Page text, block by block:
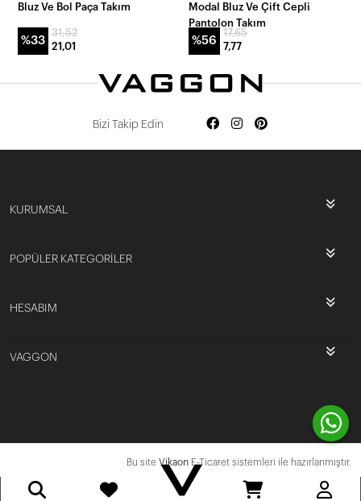
Bluz Ve Bol Paça Takım
%33
31,52
21,01
Modal Bluz Ve Çift Cepli
Pantolon Takım
%56
17,65
7,77
Bizi Takip Edin
KURUMSAL
POPÜLER KATEGORİLER
HESABIM
VAGGON
Bu site Vikaon E-Ticaret sistemleri ile hazırlanmıştır.